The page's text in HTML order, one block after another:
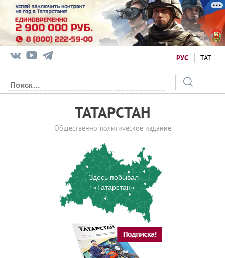
РУС ТАТ
ТАТАРСТАН
Общественно-политическое издание
Здесь побывал
«Татарстан»